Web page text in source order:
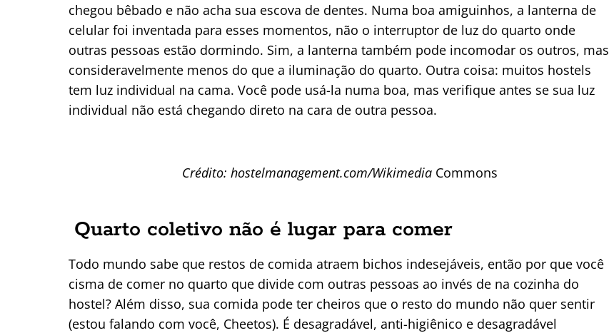
chegou bêbado e não acha sua escova de dentes. Numa boa amiguinhos, a lanterna de
celular foi inventada para esses momentos, não o interruptor de luz do quarto onde
outras pessoas estão dormindo. Sim, a lanterna também pode incomodar os outros, mas
consideravelmente menos do que a iluminação do quarto. Outra coisa: muitos hostels
tem luz individual na cama. Você pode usá-la numa boa, mas verifique antes se sua luz
individual não está chegando direto na cara de outra pessoa.
Crédito: hostelmanagement.com/Wikimedia Commons
Quarto coletivo não é lugar para comer
Todo mundo sabe que restos de comida atraem bichos indesejáveis, então por que você
cisma de comer no quarto que divide com outras pessoas ao invés de na cozinha do
hostel? Além disso, sua comida pode ter cheiros que o resto do mundo não quer sentir
(estou falando com você, Cheetos). É desagradável, anti-higiênico e desagradável